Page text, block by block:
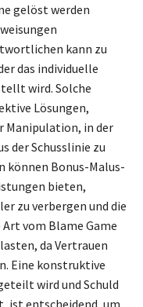
gelöst werden
kann zu
das individuelle
wird. Solche
Lösungen,
Manipulation, in der
der Schusslinie zu
können Bonus-Malus-
bieten,
zu verbergen und die
Art vom Blame Game
da Vertrauen
Eine konstruktive
wird und Schuld
ist entscheidend, um